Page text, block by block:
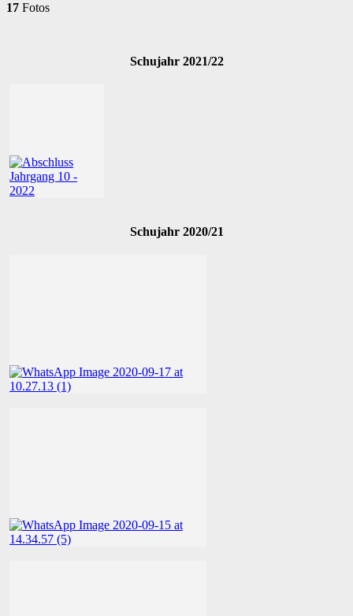
17 Fotos
Schujahr 2021/22
Schujahr 2020/21